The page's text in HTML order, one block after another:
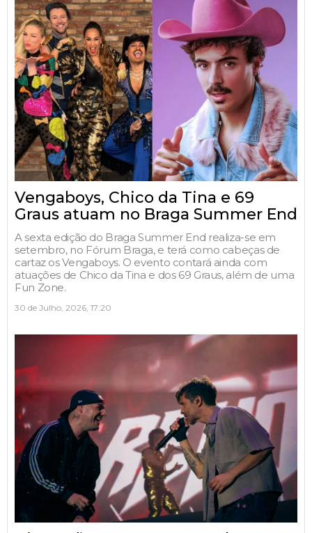
Vengaboys, Chico da Tina e 69
Graus atuam no Braga Summer End
A sexta edição do Braga Summer End realiza-se em
setembro, no Fórum Braga, e terá como cabeças de
cartaz os Vengaboys. O evento contará ainda com
atuações de Chico da Tina e dos 69 Graus, além de uma
Fun Zone.
30 de Julho, 2026, 17:20